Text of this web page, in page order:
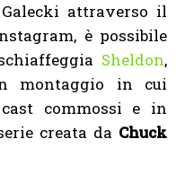
attraverso il
è possibile
Sheldon,
montaggio in cui
commossi e in
creata da Chuck